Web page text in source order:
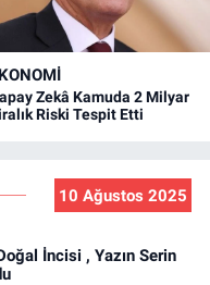
Zekâ Kamuda 2 Milyar
Riski Tespit Etti
10 Ağustos 2025
İncisi , Yazın Serin